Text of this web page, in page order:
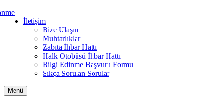
İletişim
Bize Ulaşın
Muhtarlıklar
Zabıta İhbar Hattı
Halk Otobüsü İhbar Hattı
Bilgi Edinme Başvuru Formu
Sıkça Sorulan Sorular
Menü